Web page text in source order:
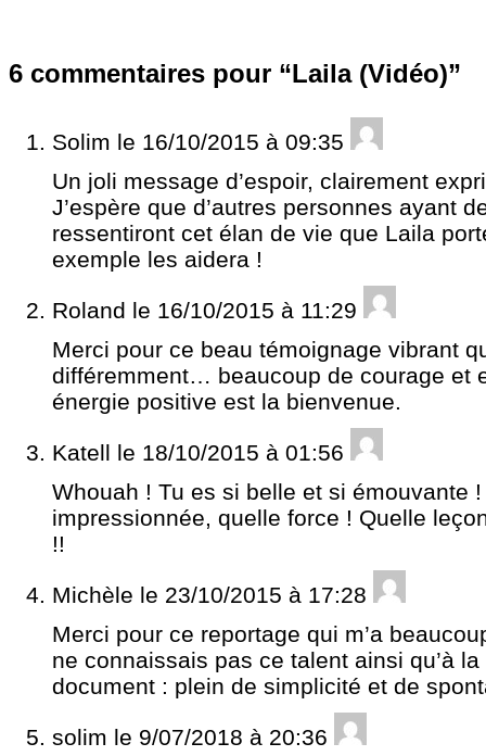
6 commentaires pour “Laila (Vidéo)”
Solim le 16/10/2015 à 09:35
Un joli message d’espoir, clairement
J’espère que d’autres personnes ayant
ressentiront cet élan de vie que Laila
exemple les aidera !
Roland le 16/10/2015 à 11:29
Merci pour ce beau témoignage vibrant
différemment… beaucoup de courage et
énergie positive est la bienvenue.
Katell le 18/10/2015 à 01:56
Whouah ! Tu es si belle et si émouvante
impressionnée, quelle force ! Quelle
!!
Michèle le 23/10/2015 à 17:28
Merci pour ce reportage qui m’a
ne connaissais pas ce talent ainsi qu’à
document : plein de simplicité et de
solim le 9/07/2018 à 20:36